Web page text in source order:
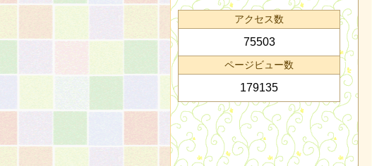
アクセス数
75503
ページビュー数
179135